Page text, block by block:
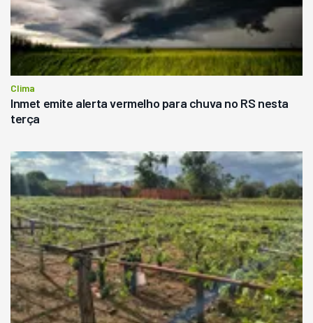
Clima
Inmet emite alerta vermelho para chuva no RS nesta
terça